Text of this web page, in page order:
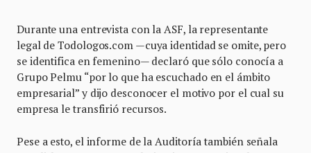
Durante una entrevista con la ASF, la representante
legal de Todologos.com —cuya identidad se omite, pero
se identifica en femenino— declaró que sólo conocía a
Grupo Pelmu “por lo que ha escuchado en el ámbito
empresarial” y dijo desconocer el motivo por el cual su
empresa le transfirió recursos.
Pese a esto, el informe de la Auditoría también señala